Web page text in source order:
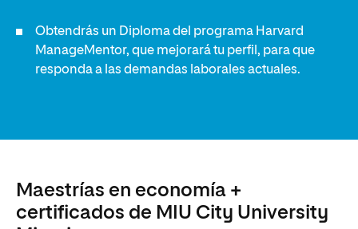
Obtendrás un Diploma del programa Harvard
ManageMentor, que mejorará tu perfil, para que
responda a las demandas laborales actuales.
Maestrías en economía +
certificados de MIU City University